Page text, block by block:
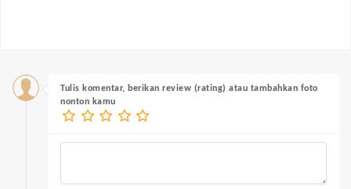
Tulis komentar, berikan review (rating) atau tambahkan foto
nonton kamu